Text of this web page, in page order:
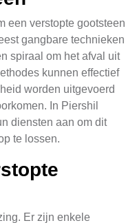
een verstopte gootsteen
gangbare technieken
spiraal om het afval uit
kunnen effectief
worden uitgevoerd
In Piershil
diensten aan om dit
te lossen.
Er zijn enkele